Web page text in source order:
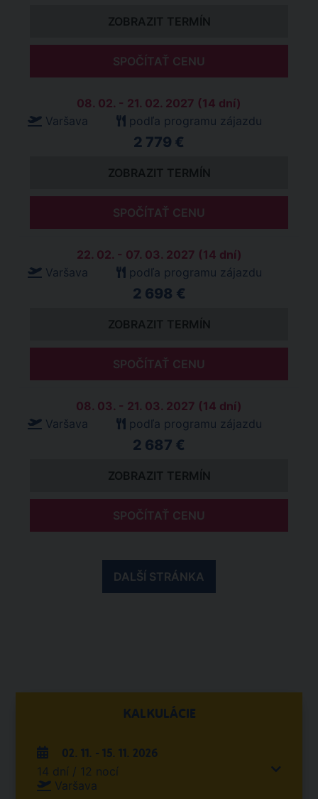
ZOBRAZIT TERMÍN
SPOČÍTAŤ CENU
08. 02. - 21. 02. 2027 (14 dní)
Varšava
podľa programu zájazdu
2 779 €
ZOBRAZIT TERMÍN
SPOČÍTAŤ CENU
22. 02. - 07. 03. 2027 (14 dní)
Varšava
podľa programu zájazdu
2 698 €
ZOBRAZIT TERMÍN
SPOČÍTAŤ CENU
08. 03. - 21. 03. 2027 (14 dní)
Varšava
podľa programu zájazdu
2 687 €
ZOBRAZIT TERMÍN
SPOČÍTAŤ CENU
DALŠÍ STRÁNKA
KALKULÁCIE
02. 11. - 15. 11. 2026
14 dní / 12 nocí
Varšava